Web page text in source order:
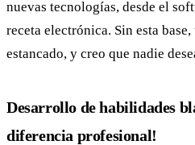
nuevas tecnologías, desde el
receta electrónica. Sin esta
estancado, y creo que nadie
Desarrollo de habilidades
diferencia profesional!